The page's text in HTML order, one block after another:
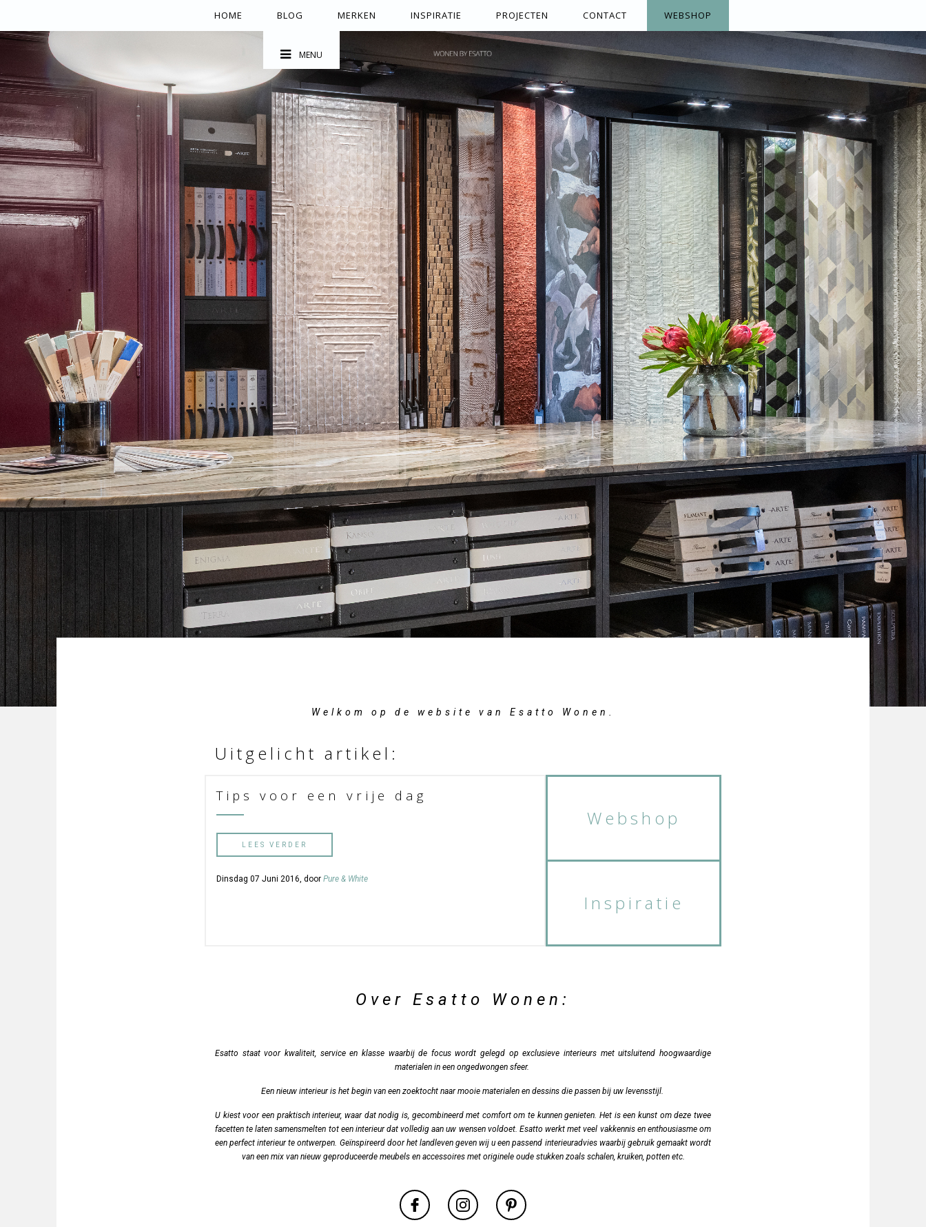
HOME BLOG MERKEN INSPIRATIE PROJECTEN CONTACT WEBSHOP
MENU
Welkom op de website van Esatto Wonen.
Uitgelicht artikel:
Tips voor een vrije dag
LEES VERDER
Dinsdag 07 Juni 2016, door Pure & White
Webshop
Inspiratie
Over Esatto Wonen:
Esatto staat voor kwaliteit, service en klasse waarbij de focus wordt gelegd op exclusieve interieurs met uitsluitend hoogwaardige
materialen in een ongedwongen sfeer.
Een nieuw interieur is het begin van een zoektocht naar mooie materialen en dessins die passen bij uw levensstijl.
U kiest voor een praktisch interieur, waar dat nodig is, gecombineerd met comfort om te kunnen genieten. Het is een kunst om deze twee
facetten te laten samensmelten tot een interieur dat volledig aan uw wensen voldoet. Esatto werkt met veel vakkennis en enthousiasme om
een perfect interieur te ontwerpen. Geïnspireerd door het landleven geven wij u een passend interieuradvies waarbij gebruik gemaakt wordt
van een mix van nieuw geproduceerde meubels en accessoires met originele oude stukken zoals schalen, kruiken, potten etc.